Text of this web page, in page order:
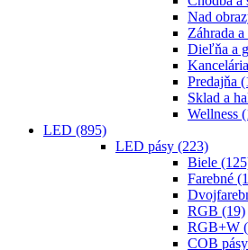
Nad
Záhrada a
Dieľňa a
Kancelária
Predajňa
Sklad a
Wellness
LED (895)
LED pásy (223)
Biele
Farebné
RGB (19)
RGB+W
COB pásy